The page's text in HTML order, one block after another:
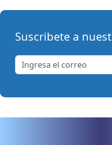
Suscribete a